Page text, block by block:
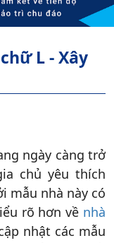
L - Xây
ngày càng trở
chủ yêu thích
mẫu nhà này có
rõ hơn về nhà
nhật các mẫu